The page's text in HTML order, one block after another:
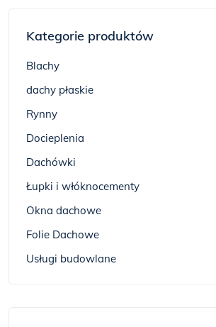
Kategorie produktów
Blachy
dachy płaskie
Rynny
Docieplenia
Dachówki
Łupki i włóknocementy
Okna dachowe
Folie Dachowe
Usługi budowlane